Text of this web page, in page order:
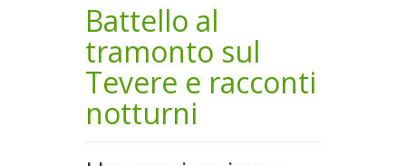
Battello al
tramonto sul
Tevere e racconti
notturni